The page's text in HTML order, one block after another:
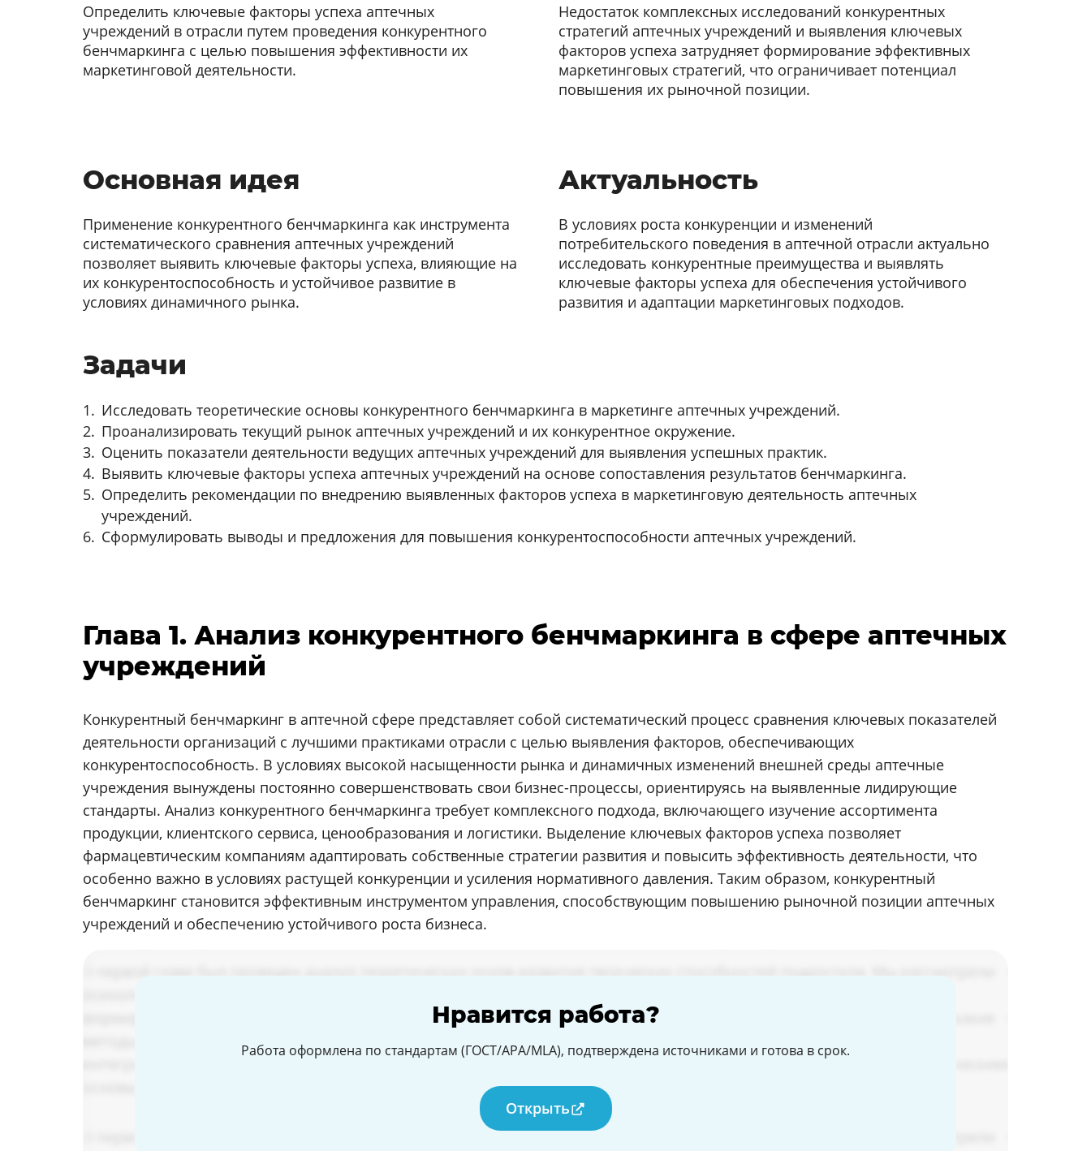
Определить ключевые факторы успеха аптечных
учреждений в отрасли путем проведения конкурентного
бенчмаркинга с целью повышения эффективности их
маркетинговой деятельности.
Недостаток комплексных исследований конкурентных
стратегий аптечных учреждений и выявления ключевых
факторов успеха затрудняет формирование эффективных
маркетинговых стратегий, что ограничивает потенциал
повышения их рыночной позиции.
Основная идея
Применение конкурентного бенчмаркинга как инструмента
систематического сравнения аптечных учреждений
позволяет выявить ключевые факторы успеха, влияющие на
их конкурентоспособность и устойчивое развитие в
условиях динамичного рынка.
Актуальность
В условиях роста конкуренции и изменений
потребительского поведения в аптечной отрасли актуально
исследовать конкурентные преимущества и выявлять
ключевые факторы успеха для обеспечения устойчивого
развития и адаптации маркетинговых подходов.
Задачи
Исследовать теоретические основы конкурентного бенчмаркинга в маркетинге аптечных учреждений.
Проанализировать текущий рынок аптечных учреждений и их конкурентное окружение.
Оценить показатели деятельности ведущих аптечных учреждений для выявления успешных практик.
Выявить ключевые факторы успеха аптечных учреждений на основе сопоставления результатов бенчмаркинга.
Определить рекомендации по внедрению выявленных факторов успеха в маркетинговую деятельность аптечных
учреждений.
Сформулировать выводы и предложения для повышения конкурентоспособности аптечных учреждений.
Глава 1. Анализ конкурентного бенчмаркинга в сфере аптечных
учреждений
Конкурентный бенчмаркинг в аптечной сфере представляет собой систематический процесс сравнения ключевых показателей
деятельности организаций с лучшими практиками отрасли с целью выявления факторов, обеспечивающих
конкурентоспособность. В условиях высокой насыщенности рынка и динамичных изменений внешней среды аптечные
учреждения вынуждены постоянно совершенствовать свои бизнес-процессы, ориентируясь на выявленные лидирующие
стандарты. Анализ конкурентного бенчмаркинга требует комплексного подхода, включающего изучение ассортимента
продукции, клиентского сервиса, ценообразования и логистики. Выделение ключевых факторов успеха позволяет
фармацевтическим компаниям адаптировать собственные стратегии развития и повысить эффективность деятельности, что
особенно важно в условиях растущей конкуренции и усиления нормативного давления. Таким образом, конкурентный
бенчмаркинг становится эффективным инструментом управления, способствующим повышению рыночной позиции аптечных
учреждений и обеспечению устойчивого роста бизнеса.
Нравится работа?
Работа оформлена по стандартам (ГОСТ/APA/MLA), подтверждена источниками и готова в срок.
Открыть